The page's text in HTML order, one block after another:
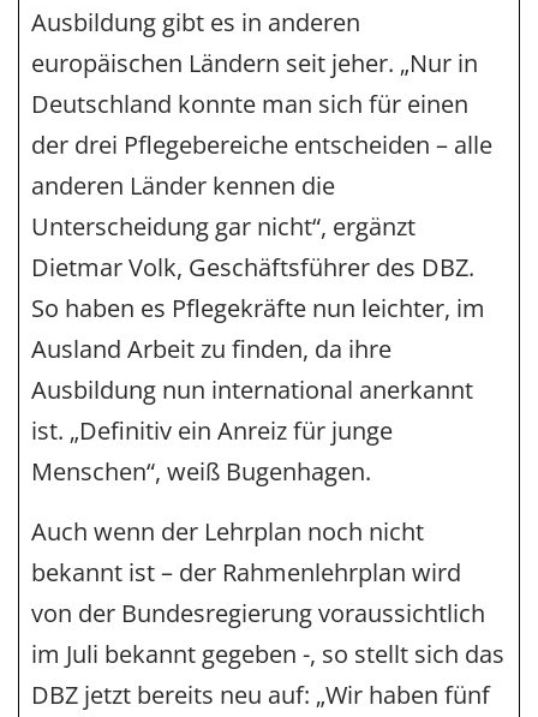
Ausbildung gibt es in anderen
europäischen Ländern seit jeher. „Nur in
Deutschland konnte man sich für einen
der drei Pflegebereiche entscheiden – alle
anderen Länder kennen die
Unterscheidung gar nicht“, ergänzt
Dietmar Volk, Geschäftsführer des DBZ.
So haben es Pflegekräfte nun leichter, im
Ausland Arbeit zu finden, da ihre
Ausbildung nun international anerkannt
ist. „Definitiv ein Anreiz für junge
Menschen“, weiß Bugenhagen.
Auch wenn der Lehrplan noch nicht
bekannt ist – der Rahmenlehrplan wird
von der Bundesregierung voraussichtlich
im Juli bekannt gegeben -, so stellt sich das
DBZ jetzt bereits neu auf: „Wir haben fünf